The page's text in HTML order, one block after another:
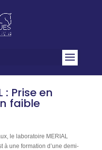
: Prise en
faible
le laboratoire MERIAL
à une formation d’une demi-